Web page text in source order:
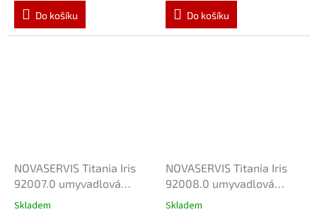
Do košíku
Do košíku
NOVASERVIS Titania Iris
92007.0 umyvadlová
baterie na studenou vodu
Skladem
NOVASERVIS Titania Iris
92008.0 umyvadlová
baterie na studenou vodu
Skladem